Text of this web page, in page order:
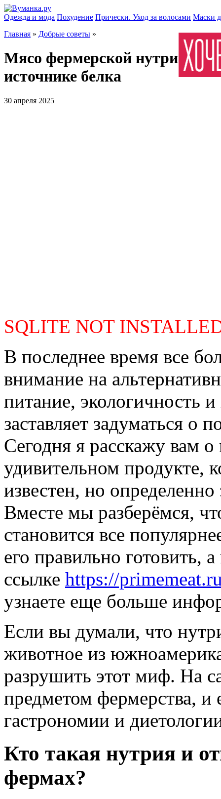
Одежда и мода Похудение Прически. Уход за волосами Маски
Главная » Добрые советы »
Мясо фермерской нутрии:
источнике белка
30 апреля 2025
SQLITE NOT
В последнее время все
внимание на
питание, экологичность
заставляет задуматься о
Сегодня я расскажу вам
удивительном продукте,
известен, но
Вместе мы разберёмся,
становится все
его правильно готовить,
ссылке https://
узнаете еще больше
Если вы думали, что
животное из
разрушить этот миф. На
предметом фермерства, и
гастрономии и
Кто такая нутрия и
фермах?